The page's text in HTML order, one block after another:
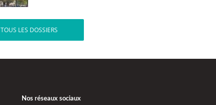
TOUS LES DOSSIERS
Nos réseaux sociaux